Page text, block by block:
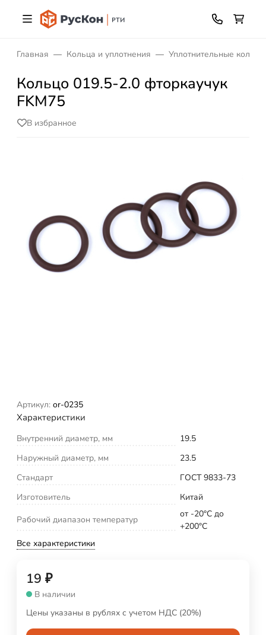
Главная Кольца и уплотнения Уплотнительные
Кольцо 019.5-2.0 фторкаучук
FKM75
В избранное
Артикул: or-0235
Характеристики
Внутренний диаметр, мм
19.5
Наружный диаметр, мм
23.5
Стандарт
ГОСТ 9833-73
Изготовитель
Китай
Рабочий диапазон температур
от -20°С до
+200°С
Все характеристики
19 ₽
В наличии
Цены указаны в рублях с учетом НДС (20%)